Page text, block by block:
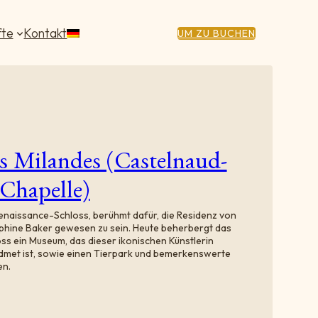
Kontakt UM ZU BUCHEN
Milandes (Castelnaud-
Schloss, berühmt dafür, die Residenz von
Baker gewesen zu sein. Heute beherbergt das
ein Museum, das dieser ikonischen Künstlerin
ist, sowie einen Tierpark und bemerkenswerte